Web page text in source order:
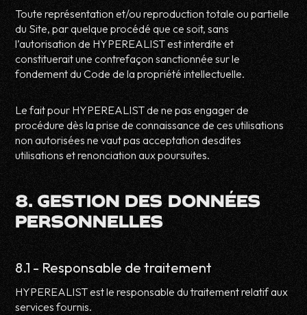
Toute représentation et/ou reproduction totale ou partielle
du Site, par quelque procédé que ce soit, sans
l’autorisation de HYPEREALIST est interdite et
constituerait une contrefaçon sanctionnée sur le
fondement du Code de la propriété intellectuelle.
Le fait pour HYPEREALIST de ne pas engager de
procédure dès la prise de connaissance de ces utilisations
non autorisées ne vaut pas acceptation desdites
utilisations et renonciation aux poursuites.
8. GESTION DES DONNÉES
PERSONNELLES
8.1 - Responsable de traitement
HYPEREALIST est le responsable du traitement relatif aux
services fournis.